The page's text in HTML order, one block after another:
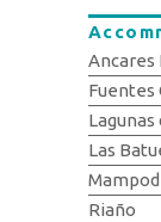
Ancares
Fuentes
Las
Riaño